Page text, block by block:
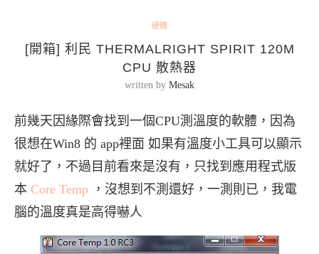
硬體
[開箱] 利民 THERMALRIGHT SPIRIT 120M
CPU 散熱器
written by Mesak
前幾天因緣際會找到一個CPU測溫度的軟體，因為
很想在Win8 的 app裡面 如果有溫度小工具可以顯示
就好了，不過目前看來是沒有，只找到應用程式版
本 Core Temp ，沒想到不測還好，一測則已，我電
腦的溫度真是高得嚇人